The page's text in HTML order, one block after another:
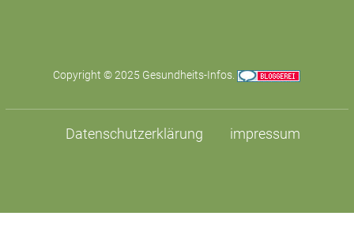
Copyright © 2025 Gesundheits-Infos .
Datenschutzerklärung impressum